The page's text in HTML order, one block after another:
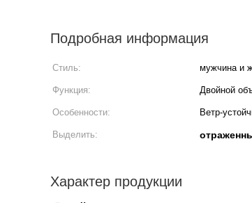
Подробная информация
Стиль: мужчина и
Функция: Двойной
Особенности: Ветр-
Выделить:
Характер продукции